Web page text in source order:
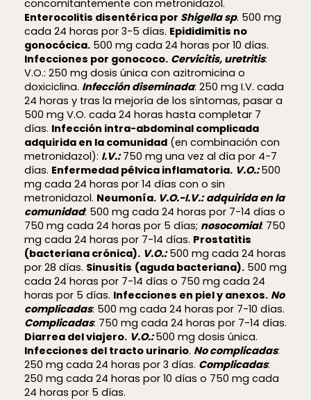
concomitantemente con metronidazol.
Enterocolitis disentérica por Shigella sp. 500 mg
cada 24 horas por 3-5 días. Epididimitis no
gonocócica.500 mg cada 24 horas por 10 días.
Infecciones por gonococo. Cervicitis, uretritis:
V.O.: 250 mg dosis única con azitromicina o
doxiciclina. Infección diseminada: 250 mg I.V. cada
24 horas y tras la mejoría de los síntomas, pasar a
500 mg V.O. cada 24 horas hasta completar 7
días. Infección intra-abdominal complicada
adquirida en la comunidad(en combinación con
metronidazol): I.V.:750 mg una vez al día por 4-7
días. Enfermedad pélvica inflamatoria. V.O.:500
mg cada 24 horas por 14 días con o sin
metronidazol. Neumonía. V.O.-I.V.: adquirida en la
comunidad: 500 mg cada 24 horas por 7-14 días o
750 mg cada 24 horas por 5 días; nosocomial: 750
mg cada 24 horas por 7-14 días. Prostatitis
(bacteriana crónica). V.O.:500 mg cada 24 horas
por 28 días. Sinusitis (aguda bacteriana).500 mg
cada 24 horas por 7-14 días o 750 mg cada 24
horas por 5 días. Infecciones en piel y anexos. No
complicadas: 500 mg cada 24 horas por 7-10 días.
Complicadas: 750 mg cada 24 horas por 7-14 días.
Diarrea del viajero. V.O.:500 mg dosis única.
Infecciones del tracto urinario. No complicadas:
250 mg cada 24 horas por 3 días. Complicadas:
250 mg cada 24 horas por 10 días o 750 mg cada
24 horas por 5 días.